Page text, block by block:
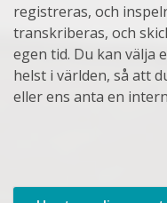
registreras, och
transkriberas, och
egen tid. Du kan välja
helst i världen, så att
eller ens anta en